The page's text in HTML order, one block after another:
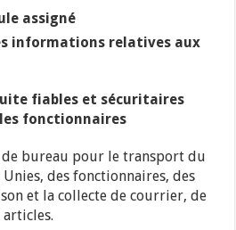
assigné
informations relatives aux
fiables et sécuritaires
fonctionnaires
bureau pour le transport du
des fonctionnaires, des
et la collecte de courrier, de
articles.